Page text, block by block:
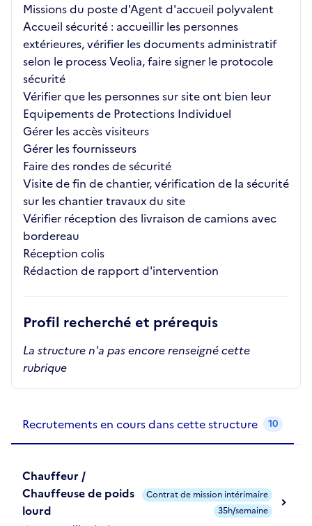
Missions du poste d'Agent d'accueil polyvalent
Accueil sécurité : accueillir les personnes
extérieures, vérifier les documents administratif
selon le process Veolia, faire signer le protocole
sécurité
Vérifier que les personnes sur site ont bien leur
Equipements de Protections Individuel
Gérer les accès visiteurs
Gérer les fournisseurs
Faire des rondes de sécurité
Visite de fin de chantier, vérification de la sécurité
sur les chantier travaux du site
Vérifier réception des livraison de camions avec
bordereau
Réception colis
Rédaction de rapport d'intervention
Profil recherché et prérequis
La structure n'a pas encore renseigné cette
rubrique
Recrutements en cours dans cette structure 10
Chauffeur /
Chauffeuse de poids
lourd
Contrat de mission intérimaire
35h/semaine